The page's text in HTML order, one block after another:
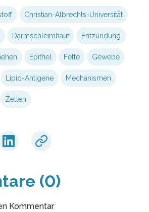
Christian-Albrechts-Universität
Darmschleimhaut Entzündung
Epithel Fette Gewebe
Lipid-Antigene Mechanismen
Zellen
(0)
Kommentar